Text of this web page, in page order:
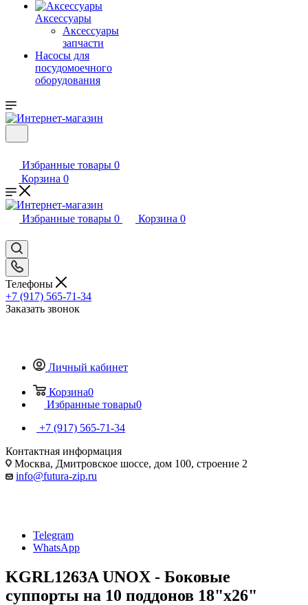
Аксессуары
Аксессуары
запчасти
Насосы для
посудомоечного
оборудования
Избранные товары 0
Корзина 0
Избранные товары 0 Корзина 0
Телефоны
+7 (917) 565-71-34
Заказать звонок
Личный кабинет
Корзина0
Избранные товары0
+7 (917) 565-71-34
Контактная информация
Москва, Дмитровское шоссе, дом 100, строение 2
info@futura-zip.ru
Telegram
WhatsApp
KGRL1263A UNOX - Боковые
суппорты на 10 поддонов 18"x26"